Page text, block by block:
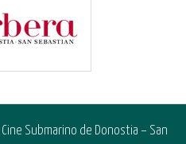
Cine Submarino de Donostia – San